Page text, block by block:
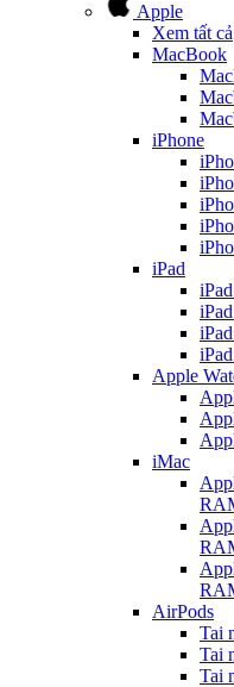
Apple
Xem tất cả
MacBook
iPhone
iPad
Apple
iMac
AirPods
Tai
Tai
Tai